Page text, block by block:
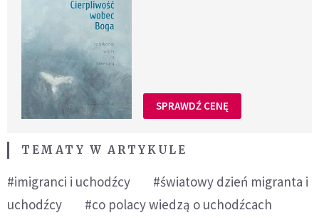
SPRAWDŹ CENĘ
TEMATY W ARTYKULE
#imigranci i uchodźcy
#światowy dzień migranta i
uchodźcy
#co polacy wiedzą o uchodźcach